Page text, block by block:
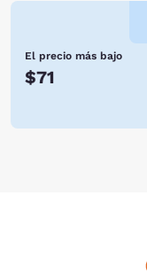
El precio más bajo
$71